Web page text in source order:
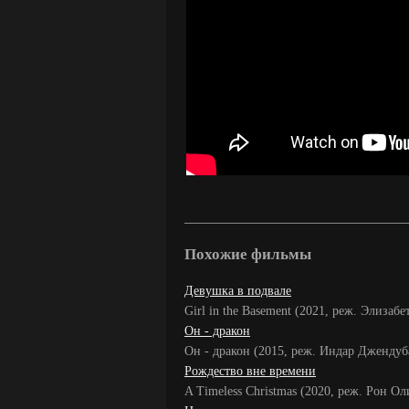
Похожие фильмы
Девушка в подвале
Girl in the Basement (2021, реж.
Он - дракон
Он - дракон (2015, реж. Индар
Рождество вне времени
A Timeless Christmas (2020, реж. Рон